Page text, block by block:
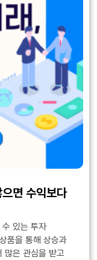
면 수익보다
있는 투자
품을 통해 상승과
많은 관심을 받고